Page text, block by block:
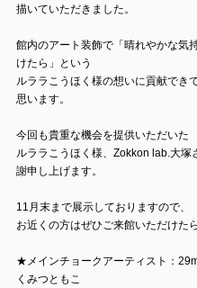
描いていただきました。
館内のアート装飾で「晴れやかな気
けたら」という
ルララこうほく様の想いに貢献でき
思います。
今回も貴重な機会を提供いただいた
ルララこうほく様、Zokkon lab.大塚
謝申し上げます。
11月末まで展示しておりますので、
お近くの方はぜひご来館いただけた
★メインチョークアーティスト：
くみつともこ